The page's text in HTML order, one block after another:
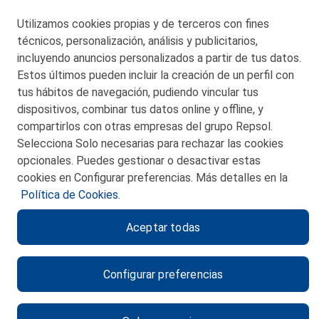
© 2026 Petronor S.A.
CONTACTO
MAPA WEB
POLITICA DE PRIVACIDAD
POLITICA DE COOKIES
CANAL DE ÉTICA
Utilizamos cookies propias y de terceros con fines
técnicos, personalización, análisis y publicitarios,
incluyendo anuncios personalizados a partir de tus datos.
Estos últimos pueden incluir la creación de un perfil con
tus hábitos de navegación, pudiendo vincular tus
dispositivos, combinar tus datos online y offline, y
compartirlos con otras empresas del grupo Repsol.
Selecciona Solo necesarias para rechazar las cookies
opcionales. Puedes gestionar o desactivar estas
cookies en Configurar preferencias. Más detalles en la
Política de Cookies.
Configurar preferencias
Aceptar todas